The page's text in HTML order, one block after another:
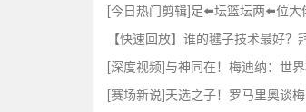
[今日热门剪辑]足⬅️坛篮坛两⬅️位
【快速回放】谁的毽子技术最好
[深度视频]与神同在！梅迪纳：世
[赛场新说]天选之子！罗马里奥谈